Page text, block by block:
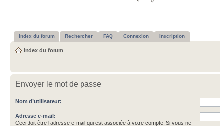
Index du forum Rechercher FAQ Connexion Inscription
Index du forum
Envoyer le mot de passe
Nom d’utilisateur:
Adresse e-mail:
Ceci doit être l’adresse e-mail qui est associée à votre compte. Si vous ne